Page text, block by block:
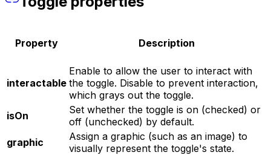
Property Description
interactable
Enable to allow the user to interact with
the toggle. Disable to prevent interaction,
which grays out the toggle.
isOn
Set whether the toggle is on (checked) or
off (unchecked) by default.
graphic
Assign a graphic (such as an image) to
visually represent the toggle's state.